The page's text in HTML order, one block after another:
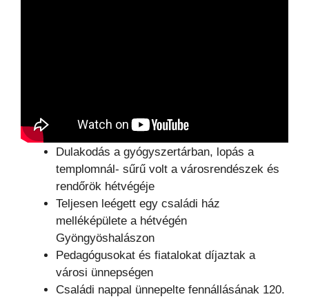
Dulakodás a gyógyszertárban, lopás a
templomnál- sűrű volt a városrendészek és
rendőrök hétvégéje
Teljesen leégett egy családi ház
melléképülete a hétvégén
Gyöngyöshalászon
Pedagógusokat és fiatalokat díjaztak a
városi ünnepségen
Családi nappal ünnepelte fennállásának 120.